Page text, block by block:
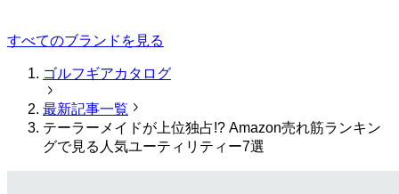
すべてのブランドを見る
ゴルフギアカタログ
最新記事一覧
テーラーメイドが上位独占!? Amazon売れ筋ランキン
グで見る人気ユーティリティー7選